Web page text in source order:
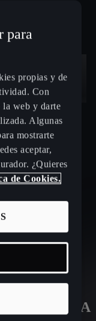
DISPONIBLES
THE ATECA
para
propias y de
Con
la web y darte
Algunas
mostrarte
aceptar,
¿Quieres
de Cookies.